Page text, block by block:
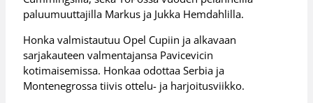
paluumuuttajilla Markus ja Jukka Hemdahlilla.
Honka valmistautuu Opel Cupiin ja alkavaan
sarjakauteen valmentajansa Pavicevicin
kotimaisemissa. Honkaa odottaa Serbia ja
Montenegrossa tiivis ottelu- ja harjoitusviikko.